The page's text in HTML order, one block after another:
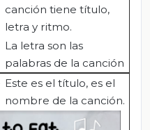
canción tiene título,
letra y ritmo.
La letra son las
palabras de la canción
Este es el título, es el
nombre de la canción.